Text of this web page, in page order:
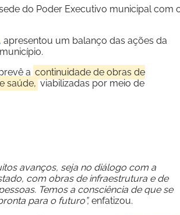
do Poder Executivo municipal com
, apresentou um balanço das ações da
a continuidade de obras de
saúde, viabilizadas por meio de
avanços, seja no diálogo com a
com obras de infraestrutura e de
Temos a consciência de que se
para o futuro”, enfatizou.